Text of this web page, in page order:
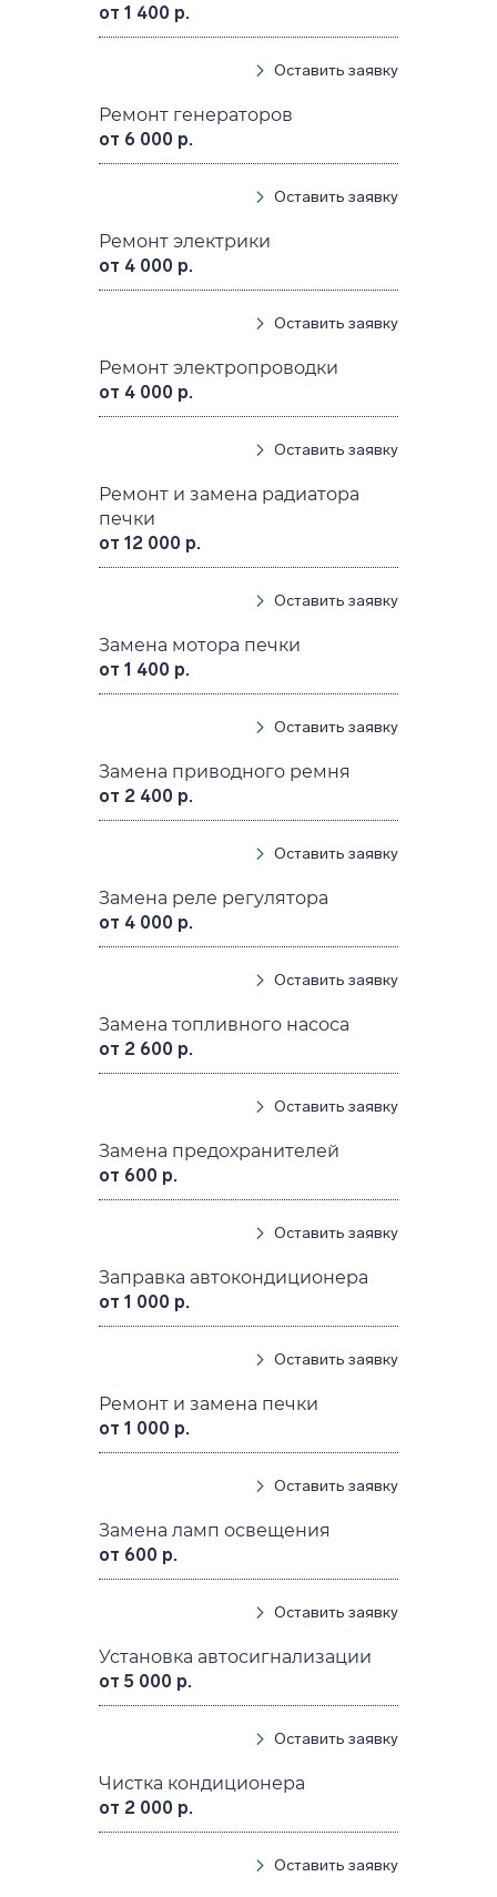
от 1 400 р.
Оставить заявку
Ремонт генераторов
от 6 000 р.
Оставить заявку
Ремонт электрики
от 4 000 р.
Оставить заявку
Ремонт электропроводки
от 4 000 р.
Оставить заявку
Ремонт и замена радиатора
печки
от 12 000 р.
Оставить заявку
Замена мотора печки
от 1 400 р.
Оставить заявку
Замена приводного ремня
от 2 400 р.
Оставить заявку
Замена реле регулятора
от 4 000 р.
Оставить заявку
Замена топливного насоса
от 2 600 р.
Оставить заявку
Замена предохранителей
от 600 р.
Оставить заявку
Заправка автокондиционера
от 1 000 р.
Оставить заявку
Ремонт и замена печки
от 1 000 р.
Оставить заявку
Замена ламп освещения
от 600 р.
Оставить заявку
Установка автосигнализации
от 5 000 р.
Оставить заявку
Чистка кондиционера
от 2 000 р.
Оставить заявку